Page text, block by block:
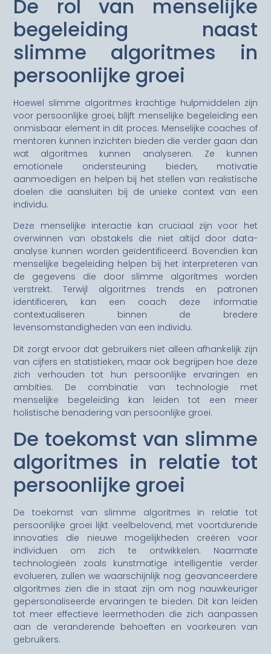
De rol van menselijke
begeleiding naast
slimme algoritmes in
persoonlijke groei
Hoewel slimme algoritmes krachtige hulpmiddelen zijn
voor persoonlijke groei, blijft menselijke begeleiding een
onmisbaar element in dit proces. Menselijke coaches of
mentoren kunnen inzichten bieden die verder gaan dan
wat algoritmes kunnen analyseren. Ze kunnen
emotionele ondersteuning bieden, motivatie
aanmoedigen en helpen bij het stellen van realistische
doelen die aansluiten bij de unieke context van een
individu.
Deze menselijke interactie kan cruciaal zijn voor het
overwinnen van obstakels die niet altijd door data-
analyse kunnen worden geïdentificeerd. Bovendien kan
menselijke begeleiding helpen bij het interpreteren van
de gegevens die door slimme algoritmes worden
verstrekt. Terwijl algoritmes trends en patronen
identificeren, kan een coach deze informatie
contextualiseren binnen de bredere
levensomstandigheden van een individu.
Dit zorgt ervoor dat gebruikers niet alleen afhankelijk zijn
van cijfers en statistieken, maar ook begrijpen hoe deze
zich verhouden tot hun persoonlijke ervaringen en
ambities. De combinatie van technologie met
menselijke begeleiding kan leiden tot een meer
holistische benadering van persoonlijke groei.
De toekomst van slimme
algoritmes in relatie tot
persoonlijke groei
De toekomst van slimme algoritmes in relatie tot
persoonlijke groei lijkt veelbelovend, met voortdurende
innovaties die nieuwe mogelijkheden creëren voor
individuen om zich te ontwikkelen. Naarmate
technologieën zoals kunstmatige intelligentie verder
evolueren, zullen we waarschijnlijk nog geavanceerdere
algoritmes zien die in staat zijn om nog nauwkeuriger
gepersonaliseerde ervaringen te bieden. Dit kan leiden
tot meer effectieve leermethoden die zich aanpassen
aan de veranderende behoeften en voorkeuren van
gebruikers.